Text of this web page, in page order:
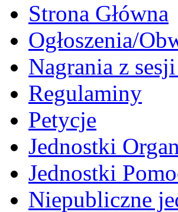
Strona Główna
Ogłoszenia/
Nagrania z
Regulaminy
Petycje
Jednostki
Jednostki
Niepubliczne